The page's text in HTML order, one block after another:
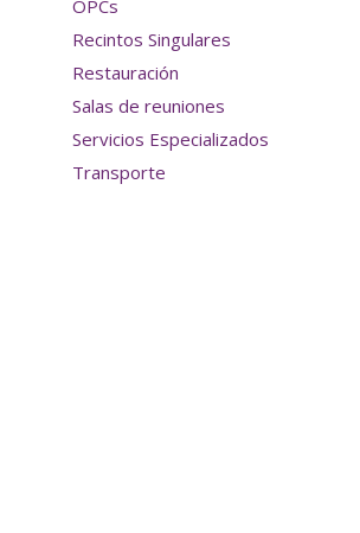
OPCs
Recintos Singulares
Restauración
Salas de reuniones
Servicios Especializados
Transporte